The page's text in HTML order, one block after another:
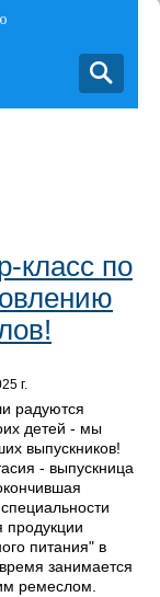
класс по
г.
радуются
детей - мы
выпускников!
- выпускница
продукции
питания" в
занимается
ремеслом.